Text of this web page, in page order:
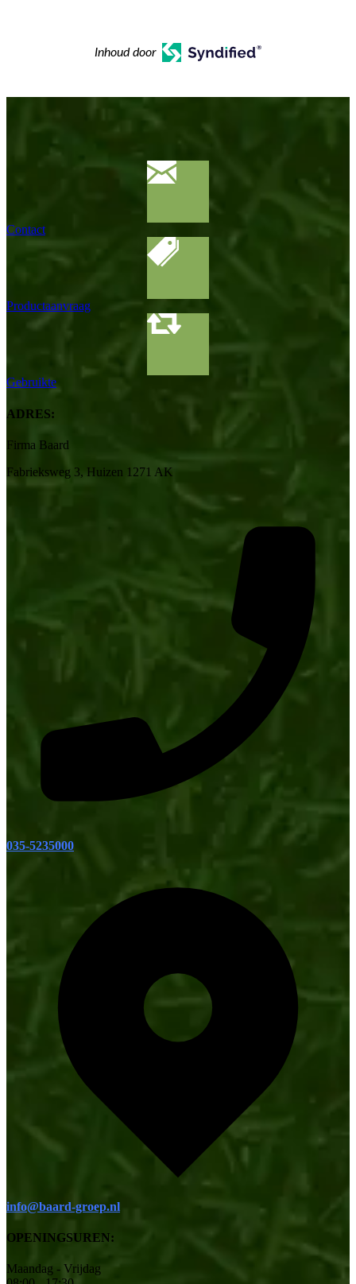
Inhoud door
Contact
Productaanvraag
Gebruikte
ADRES:
Firma Baard
Fabrieksweg 3, Huizen 1271 AK
035-5235000
info@baard-groep.nl
OPENINGSUREN:
Maandag - Vrijdag